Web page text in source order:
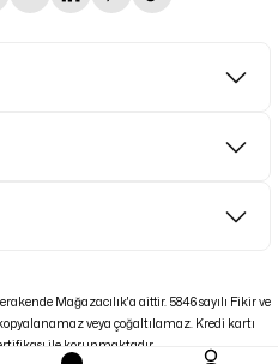
Mağazacılık'a aittir. 5846 sayılı Fikir ve
veya çoğaltılamaz. Kredi kartı
ile korunmaktadır.